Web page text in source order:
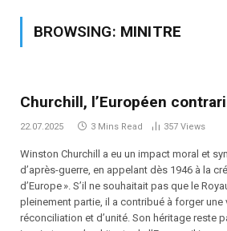
BROWSING: MINITRE
Churchill, l’Européen
22.07.2025 3 Mins Read 357 Views
Winston Churchill a eu un impact moral et
d’après-guerre, en appelant dès 1946 à la
d’Europe ». S’il ne souhaitait pas que le
pleinement partie, il a contribué à forger une
réconciliation et d’unité. Son héritage reste